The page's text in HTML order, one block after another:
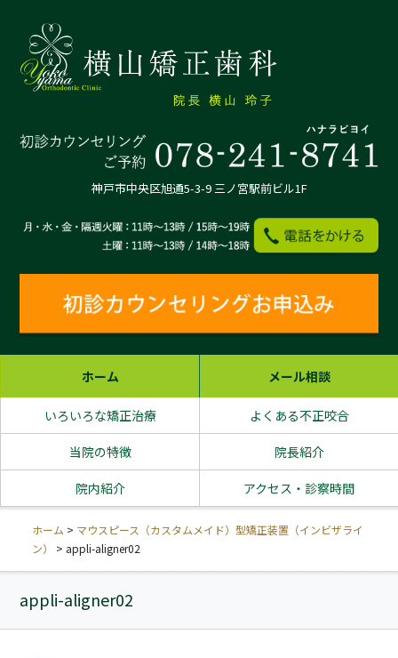
神戸市中央区旭通5-3-9 三ノ宮駅前ビル1F
ホーム メール相談
いろいろな矯正治療 よくある不正咬合
当院の特徴 院長紹介
院内紹介 アクセス・診察時間
ホーム > マウスピース（カスタムメイド）型矯正装置（インビザライ
ン）
> appli-aligner02
appli-aligner02